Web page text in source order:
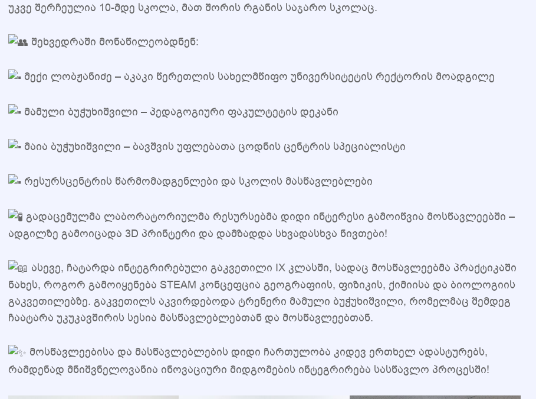
უკვე შერჩეულია 10-მდე სკოლა, მათ შორის რგანის საჯარო სკოლაც.
შეხვედრაში მონაწილეობდნენ:
მექი ლობჟანიძე – აკაკი წერეთლის სახელმწიფო უნივერსიტეტის რექტორის მოადგილე
მამული ბუჭუხიშვილი – პედაგოგიური ფაკულტეტის დეკანი
მაია ბუჭუხიშვილი – ბავშვის უფლებათა ცოდნის ცენტრის სპეციალისტი
რესურსცენტრის წარმომადგენლები და სკოლის მასწავლებლები
გადაცემულმა ლაბორატორიულმა რესურსებმა დიდი ინტერესი გამოიწვია მოსწავლეებში –
ადგილზე გამოიცადა 3D პრინტერი და დამზადდა სხვადასხვა ნივთები!
ასევე, ჩატარდა ინტეგრირებული გაკვეთილი IX კლასში, სადაც მოსწავლეებმა პრაქტიკაში
ნახეს, როგორ გამოიყენება STEAM კონცეფცია გეოგრაფიის, ფიზიკის, ქიმიისა და ბიოლოგიის
გაკვეთილებზე. გაკვეთილს აკვირდებოდა ტრენერი მამული ბუჭუხიშვილი, რომელმაც შემდეგ
ჩაატარა უკუკავშირის სესია მასწავლებლებთან და მოსწავლეებთან.
მოსწავლეებისა და მასწავლებლების დიდი ჩართულობა კიდევ ერთხელ ადასტურებს,
რამდენად მნიშვნელოვანია ინოვაციური მიდგომების ინტეგრირება სასწავლო პროცესში!